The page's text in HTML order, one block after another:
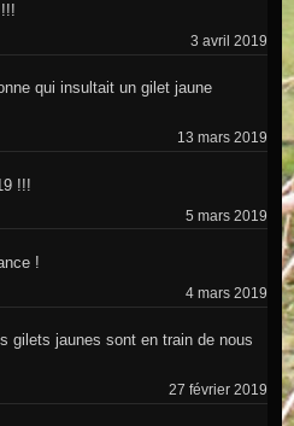
3 avril 2019
qui insultait un gilet jaune
13 mars 2019
!!!
5 mars 2019
!
4 mars 2019
gilets jaunes sont en train de nous
27 février 2019